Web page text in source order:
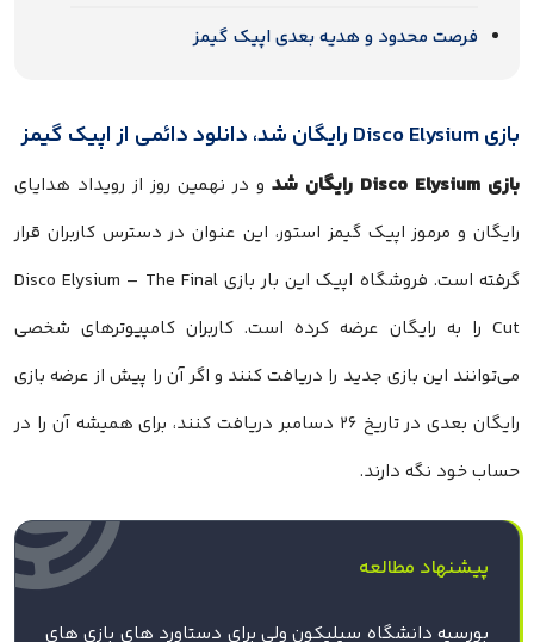
فرصت محدود و هدیه بعدی اپیک گیمز
بازی Disco Elysium رایگان شد، دانلود دائمی از اپیک گیمز
بازی Disco Elysium رایگان شد
و در نهمین روز از رویداد هدایای
رایگان و مرموز اپیک گیمز استور، این عنوان در دسترس کاربران قرار
گرفته است. فروشگاه اپیک این بار بازی Disco Elysium – The Final
Cut را به رایگان عرضه کرده است. کاربران کامپیوترهای شخصی
می‌توانند این بازی جدید را دریافت کنند و اگر آن را پیش از عرضه بازی
رایگان بعدی در تاریخ ۲۶ دسامبر دریافت کنند، برای همیشه آن را در
حساب خود نگه دارند.
پیشنهاد مطالعه
بورسیه دانشگاه سیلیکون ولی برای دستاورد های بازی های